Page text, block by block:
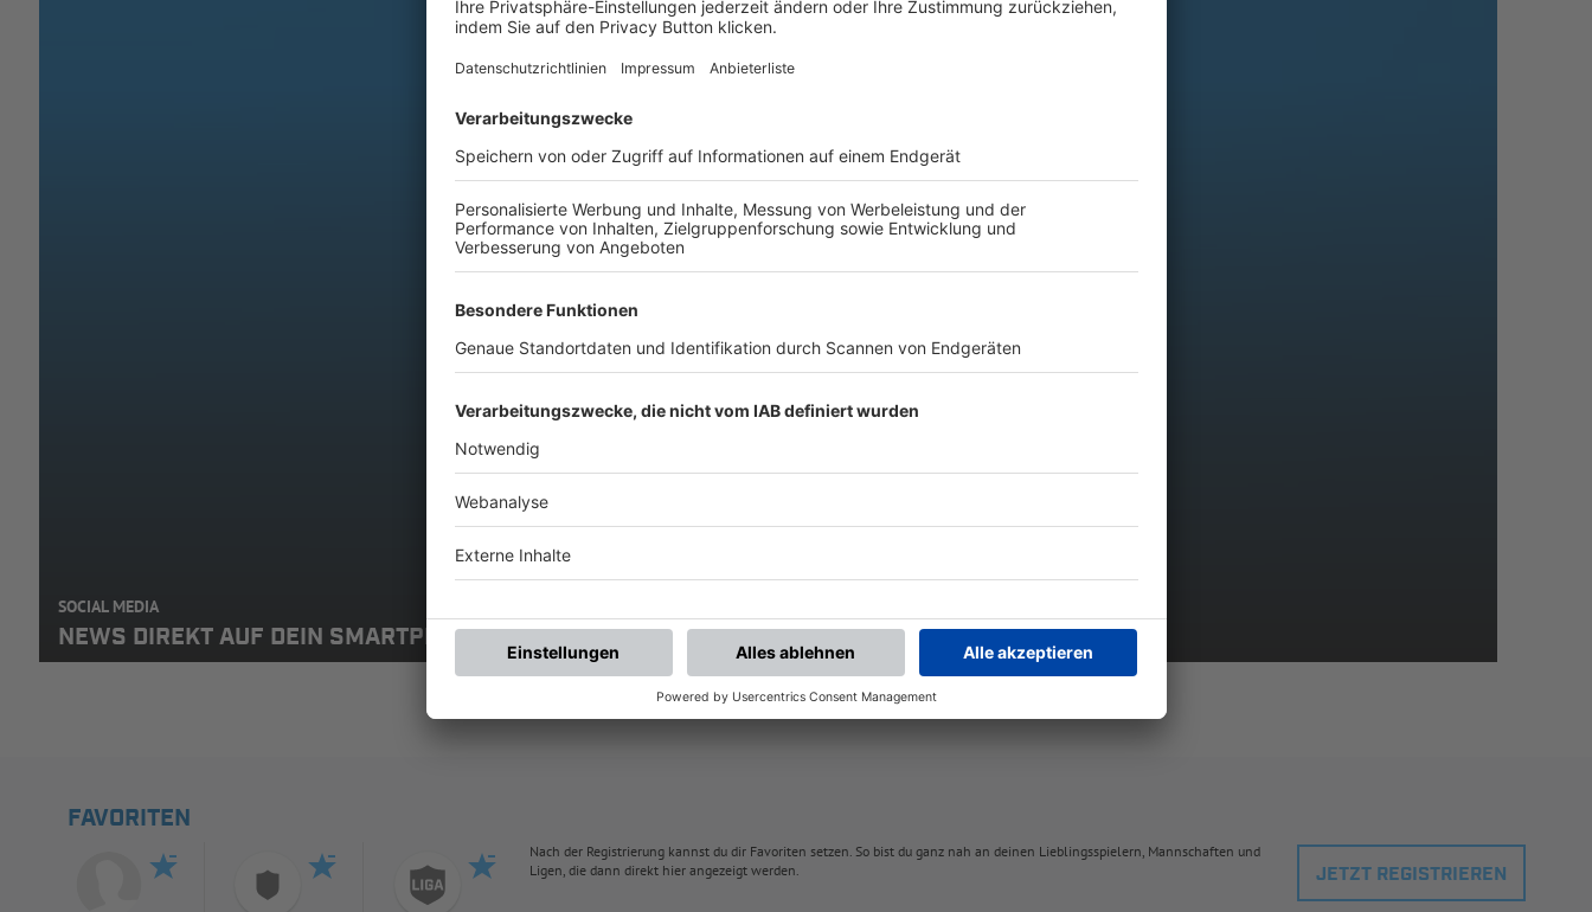
SOCIAL MEDIA
NEWS DIREKT AUF DEIN SMARTPHONE: ABONNIERE DEN BFV-WHATSAPP-KANAL!
FAVORITEN
Nach der Registrierung kannst du dir Favoriten setzen. So bist du ganz nah an deinen Lieblingsspielern, Mannschaften und
Ligen, die dann direkt hier angezeigt werden.
JETZT REGISTRIEREN